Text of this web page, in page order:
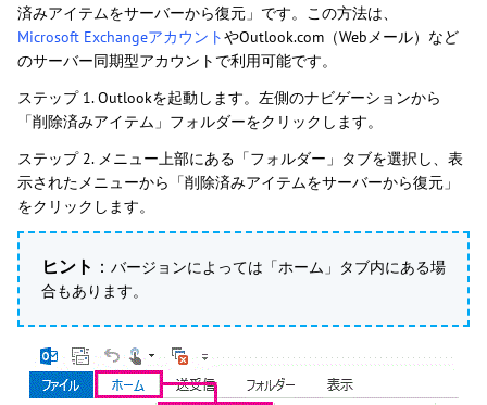
済みアイテムをサーバーから復元」です。この方法は、
Microsoft ExchangeアカウントやOutlook.com（Webメール）など
のサーバー同期型アカウントで利用可能です。
ステップ 1. Outlookを起動します。左側のナビゲーションから
「削除済みアイテム」フォルダーをクリックします。
ステップ 2. メニュー上部にある「フォルダー」タブを選択し、表
示されたメニューから「削除済みアイテムをサーバーから復元」
をクリックします。
ヒント ： バージョンによっては「ホーム」タブ内にある場
合もあります。